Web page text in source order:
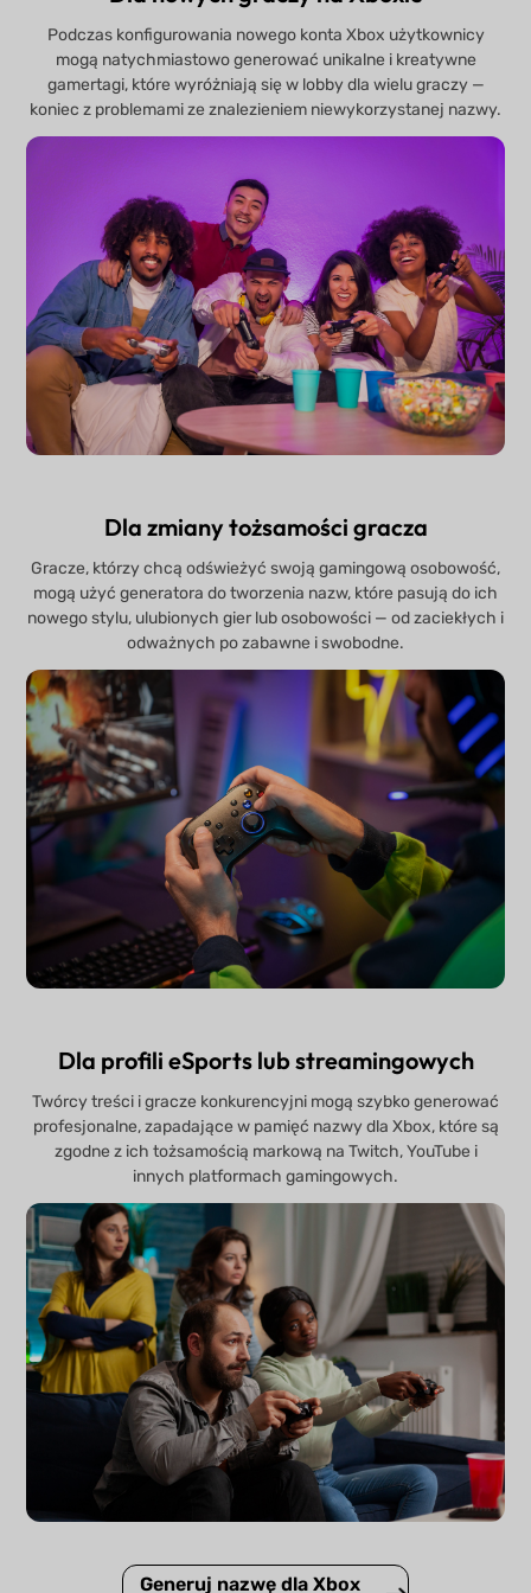
Podczas konfigurowania nowego konta Xbox użytkownicy
mogą natychmiastowo generować unikalne i kreatywne
gamertagi, które wyróżniają się w lobby dla wielu graczy —
koniec z problemami ze znalezieniem niewykorzystanej nazwy.
Dla zmiany tożsamości gracza
Gracze, którzy chcą odświeżyć swoją gamingową osobowość,
mogą użyć generatora do tworzenia nazw, które pasują do ich
nowego stylu, ulubionych gier lub osobowości — od zaciekłych i
odważnych po zabawne i swobodne.
Dla profili eSports lub streamingowych
Twórcy treści i gracze konkurencyjni mogą szybko generować
profesjonalne, zapadające w pamięć nazwy dla Xbox, które są
zgodne z ich tożsamością markową na Twitch, YouTube i
innych platformach gamingowych.
Generuj nazwę dla Xbox